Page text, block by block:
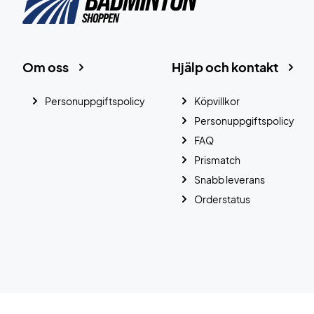
Hjälp och kontakt
Köpvillkor
Personuppgiftspolicy
FAQ
Prismatch
Snabb leverans
Orderstatus
Om oss
Personuppgiftspolicy